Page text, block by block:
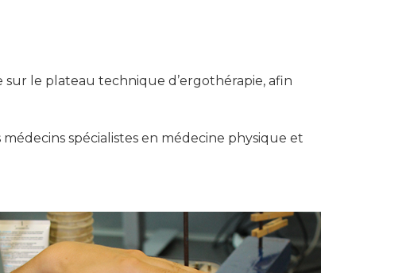
sur le plateau technique d’ergothérapie, afin
spécialistes en médecine physique et